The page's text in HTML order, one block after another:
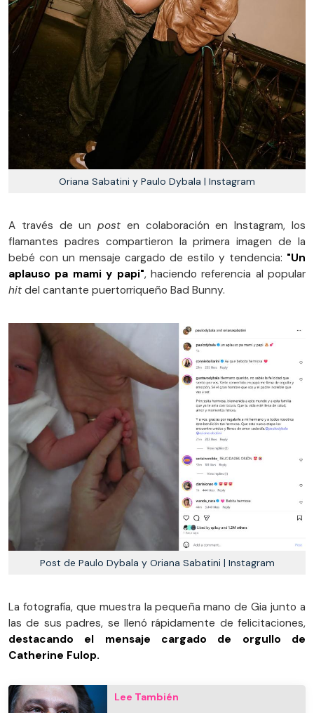
Oriana Sabatini y Paulo Dybala | Instagram
A través de unpost en colaboración en Instagram, los
flamantes padres compartieron la primera imagen de la
bebé con un mensaje cargado de estilo y tendencia: "Un
aplauso pa mami y papi", haciendo referencia al popular
hit del cantante puertorriqueño Bad Bunny.
Post de Paulo Dybala y Oriana Sabatini | Instagram
La fotografía, que muestra la pequeña mano de Gia junto a
las de sus padres, se llenó rápidamente de felicitaciones,
destacando el mensaje cargado de orgullo de
Catherine Fulop.
Lee También